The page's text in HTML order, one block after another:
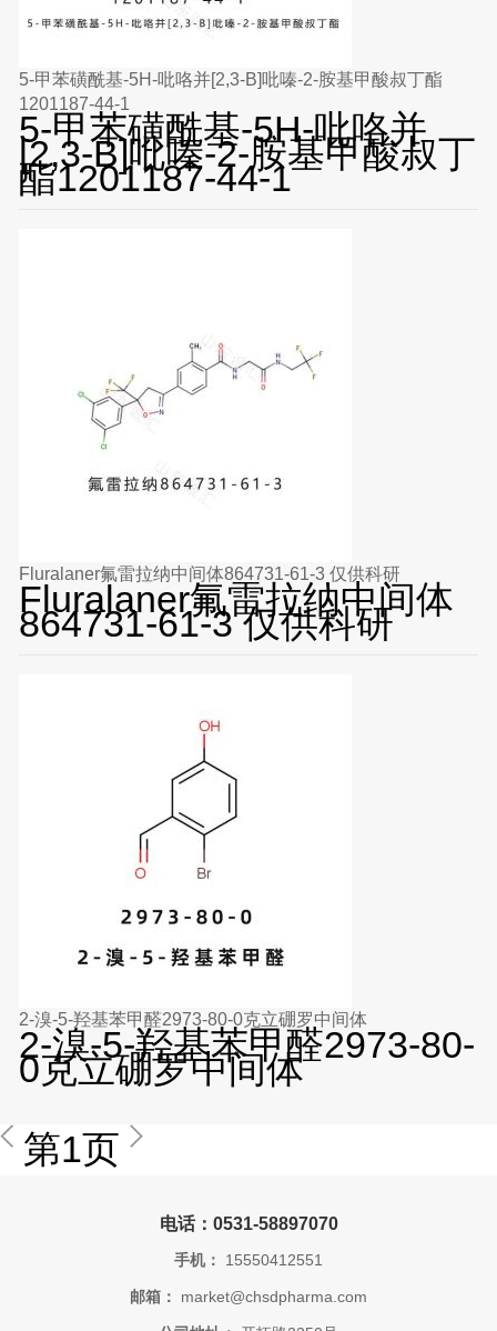
5-甲苯磺酰基-5H-吡咯并[2,3-B]吡嗪-2-胺基甲酸叔丁酯
1201187-44-1
5-甲苯磺酰基-5H-吡咯并
[2,3-B]吡嗪-2-胺基甲酸叔丁
酯1201187-44-1
Fluralaner氟雷拉纳中间体864731-61-3 仅供科研
Fluralaner氟雷拉纳中间体
864731-61-3 仅供科研
2-溴-5-羟基苯甲醛2973-80-0克立硼罗中间体
2-溴-5-羟基苯甲醛2973-80-
0克立硼罗中间体
第1页
电话：0531-58897070
手机： 15550412551
邮箱： market@chsdpharma.com